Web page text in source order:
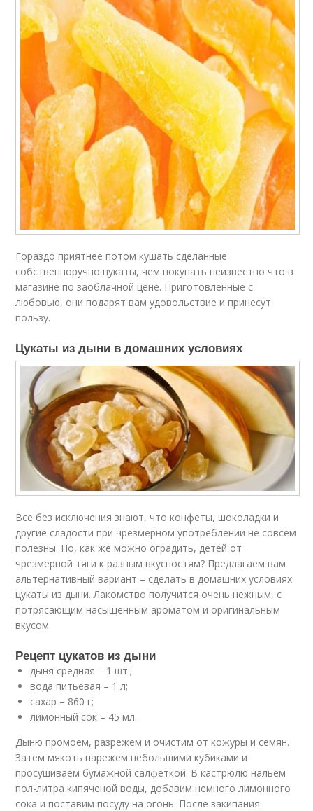
Гораздо приятнее потом кушать сделанные
собственноручно цукаты, чем покупать неизвестно что в
магазине по заоблачной цене. Приготовленные с
любовью, они подарят вам удовольствие и принесут
пользу.
Цукаты из дыни в домашних условиях
Все без исключения знают, что конфеты, шоколадки и
другие сладости при чрезмерном употреблении не совсем
полезны. Но, как же можно оградить, детей от
чрезмерной тяги к разным вкусностям? Предлагаем вам
альтернативный вариант – сделать в домашних условиях
цукаты из дыни. Лакомство получится очень нежным, с
потрясающим насыщенным ароматом и оригинальным
вкусом.
Рецепт цукатов из дыни
дыня средняя – 1 шт.;
вода питьевая – 1 л;
сахар – 860 г;
лимонный сок – 45 мл.
Дыню промоем, разрежем и очистим от кожуры и семян.
Затем мякоть нарежем небольшими кубиками и
просушиваем бумажной салфеткой. В кастрюлю нальем
пол-литра кипяченой воды, добавим немного лимонного
сока и поставим посуду на огонь. После закипания